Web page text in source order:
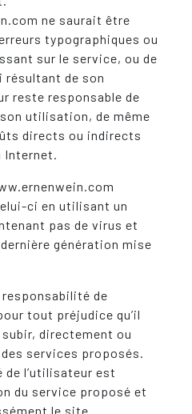
ne saurait être
typographiques ou
sur le service, ou de
résultant de son
reste responsable de
utilisation, de même
directs ou indirects
Internet.
ci en utilisant un
pas de virus et
génération mise
responsabilité de
tout préjudice qu’il
directement ou
services proposés.
de l’utilisateur est
du service proposé et
le site